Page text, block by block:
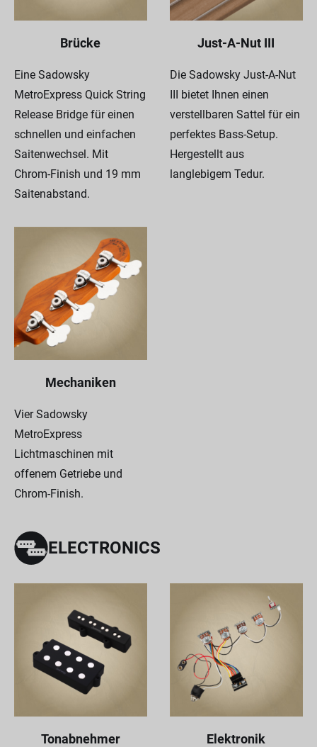
Brücke
Eine Sadowsky
MetroExpress Quick String
Release Bridge für einen
schnellen und einfachen
Saitenwechsel. Mit
Chrom-Finish und 19 mm
Saitenabstand.
Just-A-Nut III
Die Sadowsky Just-A-Nut
III bietet Ihnen einen
verstellbaren Sattel für ein
perfektes Bass-Setup.
Hergestellt aus
langlebigem Tedur.
Mechaniken
Vier Sadowsky
MetroExpress
Lichtmaschinen mit
offenem Getriebe und
Chrom-Finish.
ELECTRONICS
Tonabnehmer Elektronik